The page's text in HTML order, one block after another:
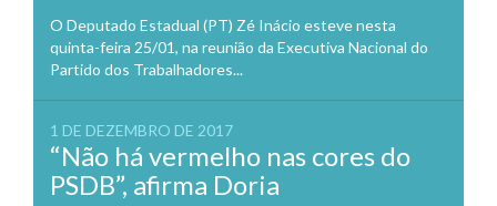
O Deputado Estadual (PT) Zé Inácio esteve nesta
quinta-feira 25/01, na reunião da Executiva Nacional do
Partido dos Trabalhadores...
1 DE DEZEMBRO DE 2017
“Não há vermelho nas cores do
PSDB”, afirma Doria